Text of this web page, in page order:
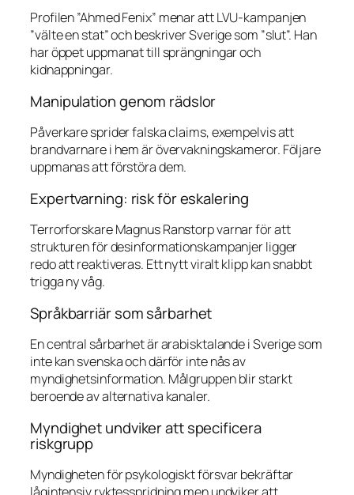
Profilen ”Ahmed Fenix” menar att LVU-kampanjen
”välte en stat” och beskriver Sverige som ”slut”. Han
har öppet uppmanat till sprängningar och
kidnappningar.
Manipulation genom rädslor
Påverkare sprider falska claims, exempelvis att
brandvarnare i hem är övervakningskameror. Följare
uppmanas att förstöra dem.
Expertvarning: risk för eskalering
Terrorforskare Magnus Ranstorp varnar för att
strukturen för desinformationskampanjer ligger
redo att reaktiveras. Ett nytt viralt klipp kan snabbt
trigga ny våg.
Språkbarriär som sårbarhet
En central sårbarhet är arabisktalande i Sverige som
inte kan svenska och därför inte nås av
myndighetsinformation. Målgruppen blir starkt
beroende av alternativa kanaler.
Myndighet undviker att specificera
riskgrupp
Myndigheten för psykologiskt försvar bekräftar